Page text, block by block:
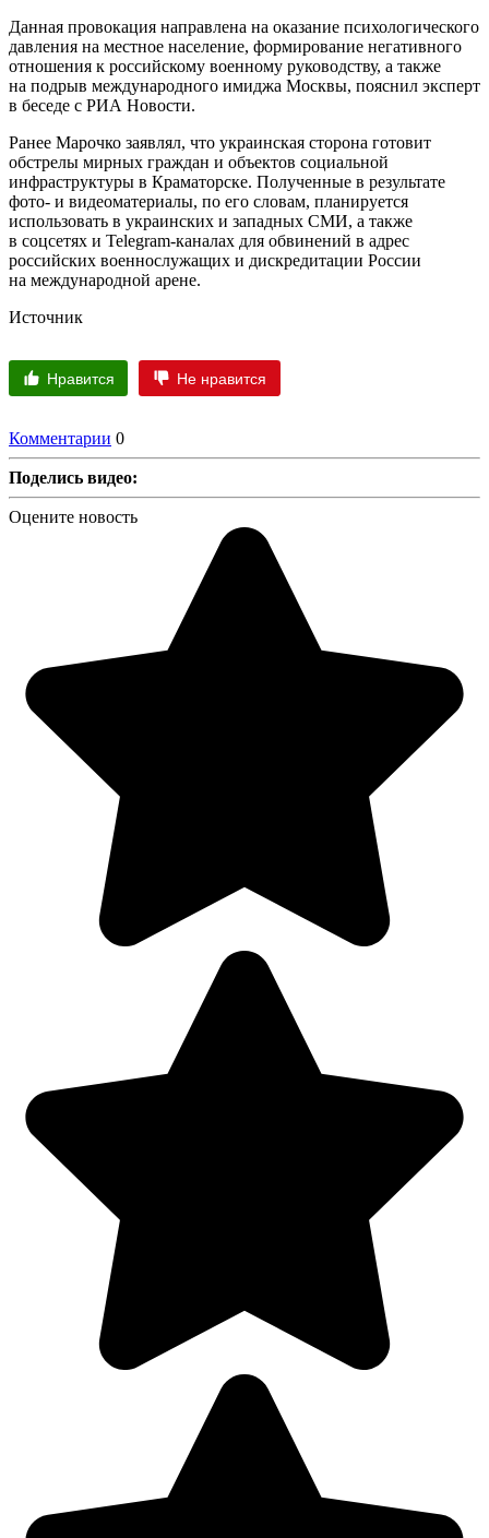
Данная провокация направлена на оказание психологического
давления на местное население, формирование негативного
отношения к российскому военному руководству, а также
на подрыв международного имиджа Москвы, пояснил эксперт
в беседе с РИА Новости.
Ранее Марочко заявлял, что украинская сторона готовит
обстрелы мирных граждан и объектов социальной
инфраструктуры в Краматорске. Полученные в результате
фото- и видеоматериалы, по его словам, планируется
использовать в украинских и западных СМИ, а также
в соцсетях и Telegram-каналах для обвинений в адрес
российских военнослужащих и дискредитации России
на международной арене.
Источник
Нравится Не нравится
Комментарии 0
Поделись видео:
Оцените новость